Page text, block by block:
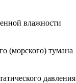
влажности
(морского) тумана
давления